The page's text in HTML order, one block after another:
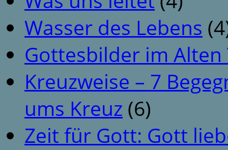
Wasser des Lebens
Gottesbilder im
Kreuzweise – 7
ums Kreuz (6)
Zeit für Gott: Gott